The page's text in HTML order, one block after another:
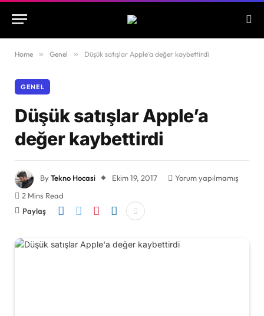
Home » Genel » Düşük satışlar Apple’a değer kaybettirdi
GENEL
Düşük satışlar Apple’a
değer kaybettirdi
ByTekno Hocasi Ekim 19, 2017
Yorum yapılmamış
2 Mins Read
Paylaş